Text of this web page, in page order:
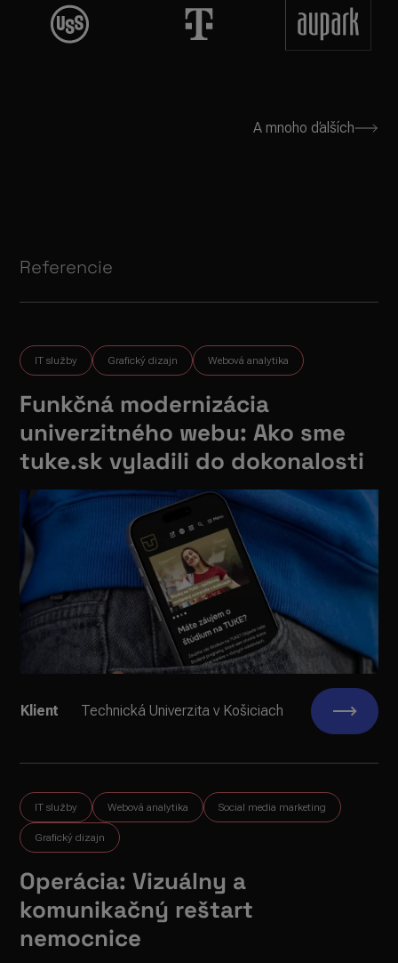
A mnoho ďalších
Referencie
IT služby Grafický dizajn Webová analytika
Funkčná modernizácia
univerzitného webu: Ako sme
tuke.sk vyladili do dokonalosti
Klient Technická Univerzita v Košiciach
IT služby Webová analytika Social media marketing
Grafický dizajn
Operácia: Vizuálny a
komunikačný reštart
nemocnice